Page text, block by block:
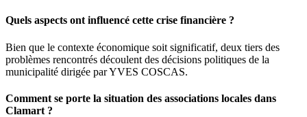
Quels aspects ont influencé cette crise financière ?
Bien que le contexte économique soit significatif, deux tiers des
problèmes rencontrés découlent des décisions politiques de la
municipalité dirigée par YVES COSCAS.
Comment se porte la situation des associations locales dans
Clamart ?